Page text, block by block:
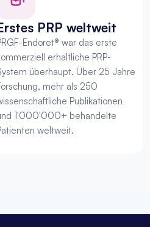
PRP weltweit
Endoret® war das erste
erhältliche PRP-
überhaupt. Über 25 Jahre
mehr als 250
Publikationen
1'000'000+ behandelte
weltweit.